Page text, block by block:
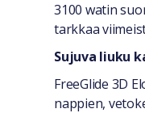
3100 watin
tarkkaa
Sujuva liuku
FreeGlide 3D
nappien,